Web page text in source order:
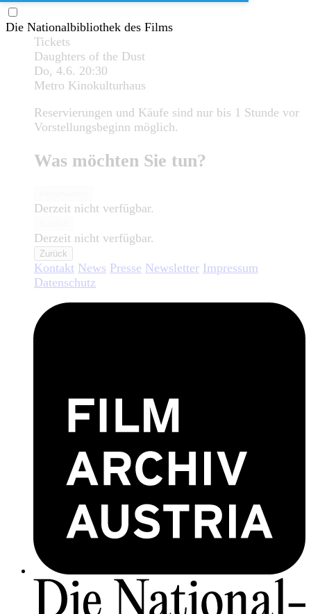
Die Nationalbibliothek des Films
Tickets
Daughters of the Dust
Do, 4.6. 20:30
Metro Kinokulturhaus
Reservierungen und Käufe sind nur bis 1 Stunde vor
Vorstellungsbeginn möglich.
Was möchten Sie tun?
Derzeit nicht verfügbar.
Derzeit nicht verfügbar.
Zurück
Kontakt News Presse Newsletter Impressum
Datenschutz